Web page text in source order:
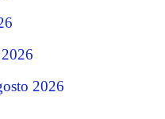
2026